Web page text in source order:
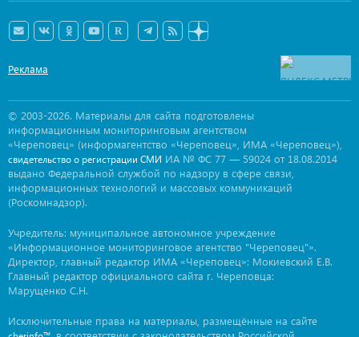
Реклама
© 2003-2026. Материалы для сайта подготовлены
информационным мониторинговым агентством
«Череповец» (информагентство «Череповец», ИМА «Череповец»),
свидетельство о регистрации СМИ ИА № ФС 77 — 59024 от 18.08.2014
выдано Федеральной службой по надзору в сфере связи,
информационных технологий и массовых коммуникаций
(Роскомнадзор).
Учредитель: муниципальное автономное учреждение
«Информационное мониторинговое агентство "Череповец"».
Директор, главный редактор ИМА «Череповец»: Мокиевский Е.В.
Главный редактор официального сайта г. Череповца:
Марущенко С.Н.
Исключительные права на материалы, размещённые на сайте